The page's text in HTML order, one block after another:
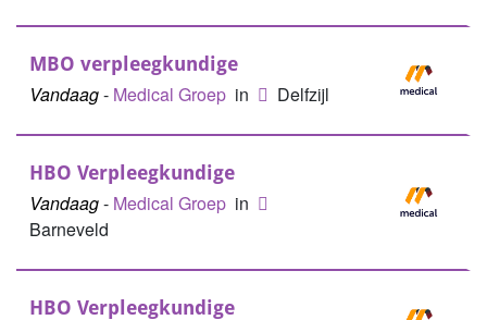
MBO verpleegkundige
Vandaag- Medical Groep in Delfzijl
HBO Verpleegkundige
Vandaag- Medical Groep in
Barneveld
HBO Verpleegkundige